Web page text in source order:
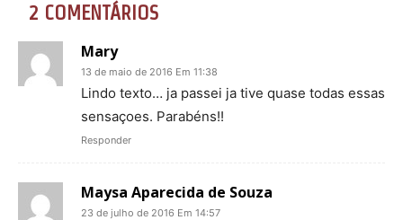
2 COMENTÁRIOS
Mary
13 de maio de 2016 Em 11:38
Lindo texto… ja passei ja tive quase todas essas
sensaçoes. Parabéns!!
Responder
Maysa Aparecida de Souza
23 de julho de 2016 Em 14:57